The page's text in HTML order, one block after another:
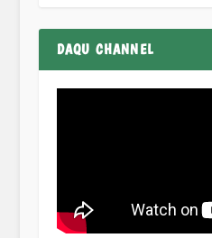
DAQU CHANNEL